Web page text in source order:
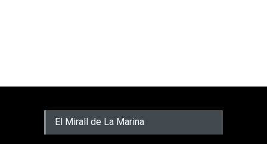
El Mirall de La Marina